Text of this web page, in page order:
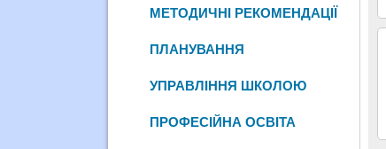
МЕТОДИЧНІ РЕКОМЕНДАЦІЇ
ПЛАНУВАННЯ
УПРАВЛІННЯ ШКОЛОЮ
ПРОФЕСІЙНА ОСВІТА